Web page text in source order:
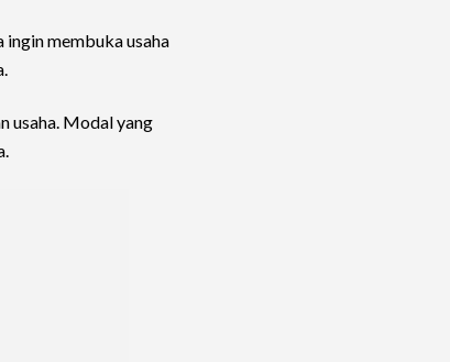
ingin membuka usaha
usaha. Modal yang